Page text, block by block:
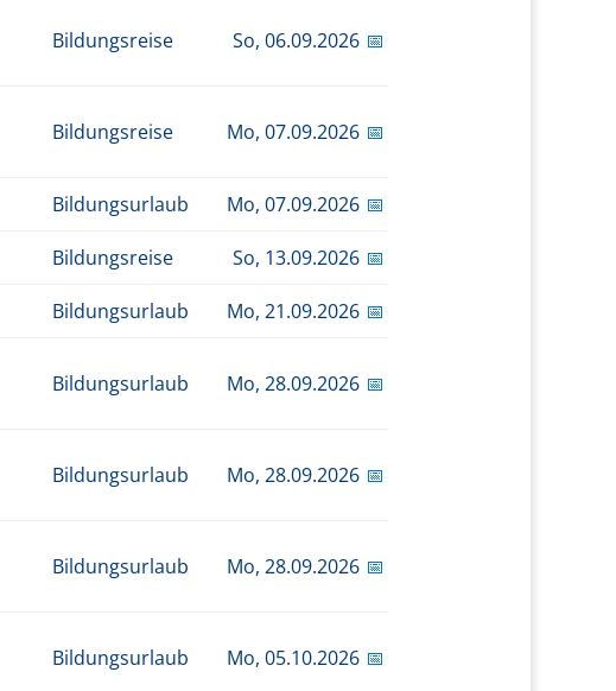
Bildungsreise So, 06.09.2026 📅
Bildungsreise Mo, 07.09.2026 📅
Bildungsurlaub Mo, 07.09.2026 📅
Bildungsreise So, 13.09.2026 📅
Bildungsurlaub Mo, 21.09.2026 📅
Bildungsurlaub Mo, 28.09.2026 📅
Bildungsurlaub Mo, 28.09.2026 📅
Bildungsurlaub Mo, 28.09.2026 📅
Bildungsurlaub Mo, 05.10.2026 📅